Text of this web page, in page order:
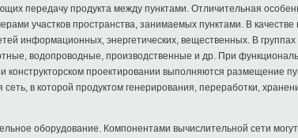
передачу продукта между пунктами. Отличительная
участков пространства, занимаемых пунктами. В качестве
информационных, энергетических, вещественных. В
водопроводные, производственные и др. При
проектировании выполняются размещение
в которой продуктом генерирования, переработки,
оборудование. Компонентами вычислительной сети